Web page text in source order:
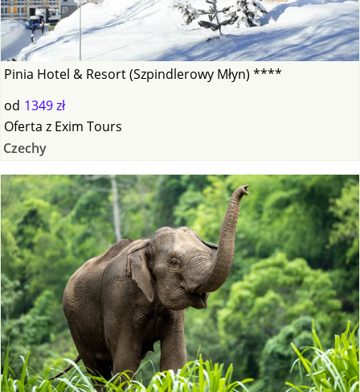
Pinia Hotel & Resort (Szpindlerowy Młyn) ****
od 1349 zł
Oferta z Exim Tours
Czechy